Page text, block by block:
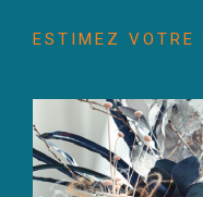
ESTIMEZ VOTRE